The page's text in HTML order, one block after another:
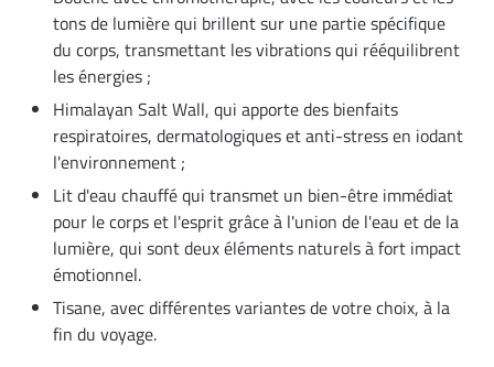
tons de lumière qui brillent sur une partie spécifique
du corps, transmettant les vibrations qui rééquilibrent
les énergies ;
Himalayan Salt Wall, qui apporte des bienfaits
respiratoires, dermatologiques et anti-stress en iodant
l'environnement ;
Lit d'eau chauffé qui transmet un bien-être immédiat
pour le corps et l'esprit grâce à l'union de l'eau et de la
lumière, qui sont deux éléments naturels à fort impact
émotionnel.
Tisane, avec différentes variantes de votre choix, à la
fin du voyage.